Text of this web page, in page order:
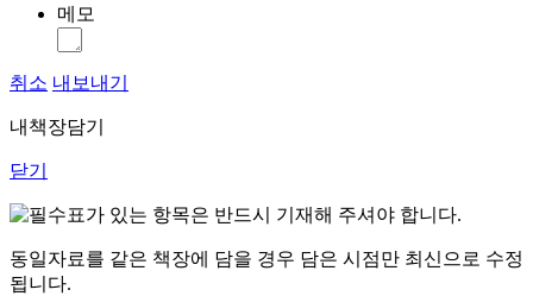
메모
취소 내보내기
내책장담기
닫기
표가 있는 항목은 반드시 기재해 주셔야 합니다.
동일자료를 같은 책장에 담을 경우 담은 시점만 최신으로 수정
됩니다.